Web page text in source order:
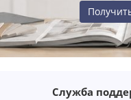
Служба